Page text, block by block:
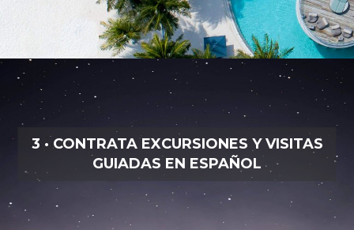
3 · CONTRATA EXCURSIONES Y VISITAS
GUIADAS EN ESPAÑOL